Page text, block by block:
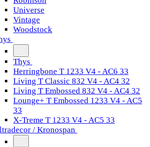
Universe
Vintage
Woodstock
Thys
Herringbone T 1233 V4 - AC6 33
Living T Classic 832 V4 - AC4 32
Living T Embossed 832 V4 - AC4 32
Lounge+ T Embossed 1233 V4 - AC5
33
X-Treme T 1233 V4 - AC5 33
/ Kronospan